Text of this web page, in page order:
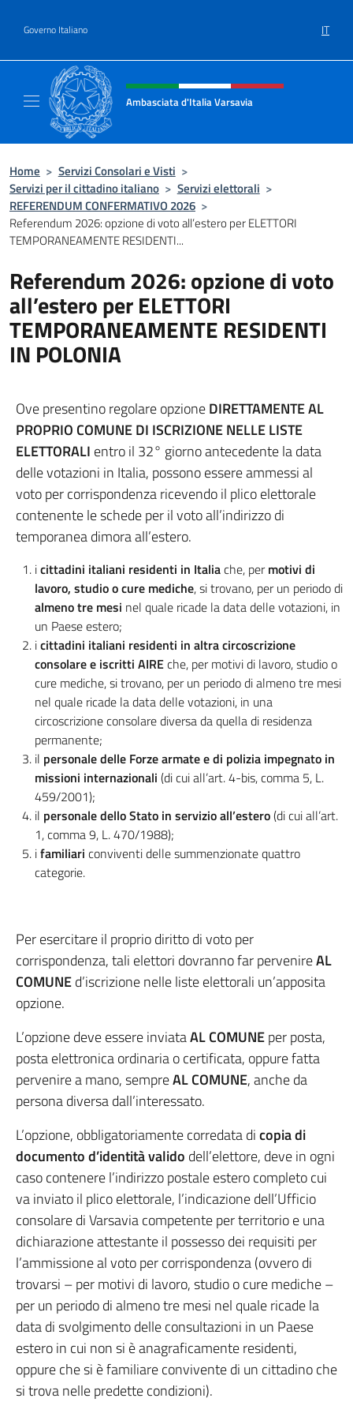
Governo Italiano IT
Intestazione sito, social e menù
Ambasciata d'Italia Varsavia
Home > Servizi Consolari e Visti >
Servizi per il cittadino italiano > Servizi elettorali >
REFERENDUM CONFERMATIVO 2026 >
Referendum 2026: opzione di voto all’estero per ELETTORI
TEMPORANEAMENTE RESIDENTI...
Referendum 2026: opzione di voto
all’estero per ELETTORI
TEMPORANEAMENTE RESIDENTI
IN POLONIA
Ove presentino regolare opzioneDIRETTAMENTE AL
PROPRIO COMUNE DI ISCRIZIONE NELLE LISTE
ELETTORALI entro il 32° giorno antecedente la data
delle votazioni in Italia, possono essere ammessi al
voto per corrispondenza ricevendo il plico elettorale
contenente le schede per il voto all’indirizzo di
temporanea dimora all’estero.
icittadini italiani residenti in Italiache, permotivi di
lavoro, studio o cure mediche, si trovano, per un periodo di
almeno tre mesi nel quale ricade la data delle votazioni, in
un Paese estero;
icittadini italiani residenti in altra circoscrizione
consolare e iscritti AIREche, per motivi di lavoro, studio o
cure mediche, si trovano, per un periodo di almeno tre mesi
nel quale ricade la data delle votazioni, in una
circoscrizione consolare diversa da quella di residenza
permanente;
il personale delle Forze armate e di polizia impegnato in
missioni internazionali (di cui all’art. 4-bis, comma 5, L.
459/2001);
il personale dello Stato in servizio all’estero(di cui all’art.
1, comma 9, L. 470/1988);
ifamiliari conviventi delle summenzionate quattro
categorie.
Per esercitare il proprio diritto di voto per
corrispondenza, tali elettori dovranno far pervenireAL
COMUNEd’iscrizione nelle liste elettorali un’apposita
opzione.
L’opzione deve essere inviataAL COMUNEper posta,
posta elettronica ordinaria o certificata, oppure fatta
pervenire a mano, sempreAL COMUNE, anche da
persona diversa dall’interessato.
L’opzione, obbligatoriamente corredata dicopia di
documento d’identità valido dell’elettore, deve in ogni
caso contenere l’indirizzo postale estero completo cui
va inviato il plico elettorale, l’indicazione dell’Ufficio
consolare di Varsavia competente per territorio e una
dichiarazione attestante il possesso dei requisiti per
l’ammissione al voto per corrispondenza (ovvero di
trovarsi – per motivi di lavoro, studio o cure mediche –
per un periodo di almeno tre mesi nel quale ricade la
data di svolgimento delle consultazioni in un Paese
estero in cui non si è anagraficamente residenti,
oppure che si è familiare convivente di un cittadino che
si trova nelle predette condizioni).